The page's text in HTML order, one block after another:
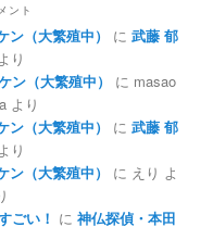
ント
（大繁殖中） に 武藤 郁
より
ン（大繁殖中）
に masao
より
（大繁殖中）
に 武藤 郁
より
（大繁殖中）
に えり よ
ごい！ に 神仏探偵・本田